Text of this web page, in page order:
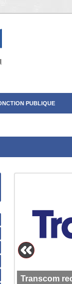
PUBLIQUE
Transcom